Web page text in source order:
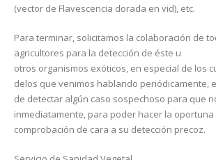
(vector de Flavescencia dorada en vid), etc.
Para terminar, solicitamos la colaboración de
agricultores para la detección de éste u
otros organismos exóticos, en especial de los
delos que venimos hablando periódicamente,
de detectar algún caso sospechoso para que
inmediatamente, para poder hacer la oportuna
comprobación de cara a su detección precoz.